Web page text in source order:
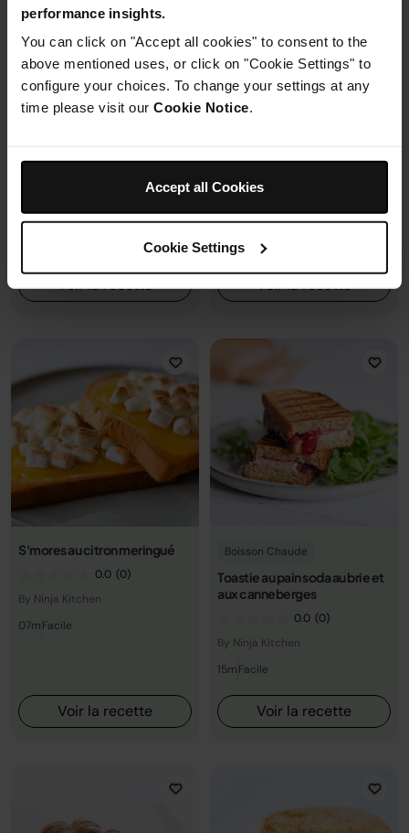
performance insights.
You can click on "Accept all cookies" to consent to the
above mentioned uses, or click on "Cookie Settings" to
configure your choices. To change your settings at any
time please visit our Cookie Notice.
Accept all Cookies
Cookie Settings
Bagel à la myrtille
By Ninja Kitchen
Voir la recette
By Greens of the Stone Age
26mFacile
Voir la recette
S'mores au citron meringué
0.0 (0)
By Ninja Kitchen
07mFacile
Voir la recette
Boisson Chaude
Toastie au pain soda au brie et
aux canneberges
0.0 (0)
By Ninja Kitchen
15mFacile
Voir la recette